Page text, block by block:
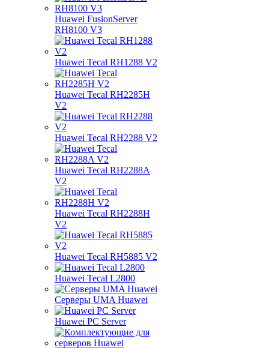
Huawei FusionServer
RH8100 V3
Huawei Tecal RH1288 V2
Huawei Tecal RH2285H
V2
Huawei Tecal RH2288 V2
Huawei Tecal RH2288A
V2
Huawei Tecal RH2288H
V2
Huawei Tecal RH5885 V2
Huawei Tecal L2800
Серверы UMA Huawei
Huawei PC Server